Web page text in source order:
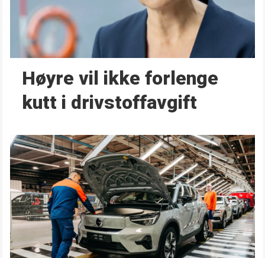
Høyre vil ikke forlenge
kutt i drivstoffavgift